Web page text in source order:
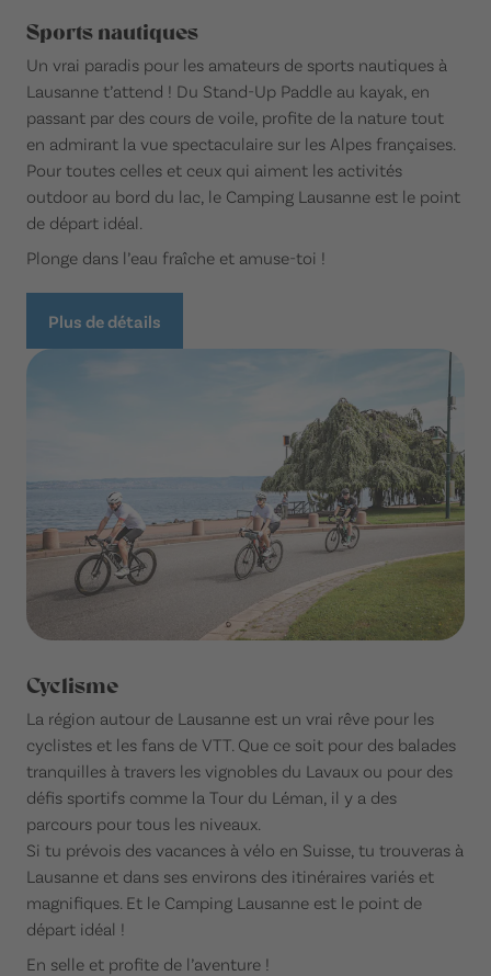
Sports nautiques
Un vrai paradis pour les amateurs de sports nautiques à
Lausanne t’attend ! Du Stand-Up Paddle au kayak, en
passant par des cours de voile, profite de la nature tout
en admirant la vue spectaculaire sur les Alpes françaises.
Pour toutes celles et ceux qui aiment les activités
outdoor au bord du lac, le Camping Lausanne est le point
de départ idéal.
Plonge dans l’eau fraîche et amuse-toi !
Plus de détails
Cyclisme
La région autour de Lausanne est un vrai rêve pour les
cyclistes et les fans de VTT. Que ce soit pour des balades
tranquilles à travers les vignobles du Lavaux ou pour des
défis sportifs comme la Tour du Léman, il y a des
parcours pour tous les niveaux.
Si tu prévois des vacances à vélo en Suisse, tu trouveras à
Lausanne et dans ses environs des itinéraires variés et
magnifiques. Et le Camping Lausanne est le point de
départ idéal !
En selle et profite de l’aventure !